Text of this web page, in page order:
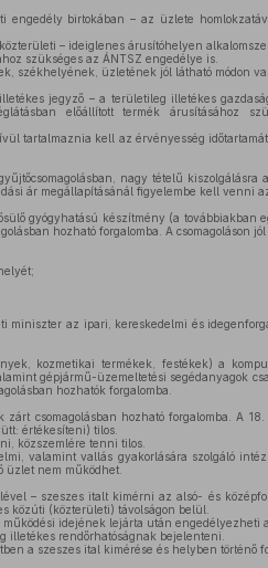
engedély birtokában – az üzlete
– ideiglenes árusítóhelyen
szükséges az ÁNTSZ engedélye is.
székhelyének, üzletének jól látható módon
jegyző – a területileg illetékes
előállított termék árusításához
tartalmaznia kell az érvényesség
nagy tételű kiszolgálásra
ár megállapításánál figyelembe kell venni
gyógyhatású készítmény (a továbbiakban
hozható forgalomba. A csomagoláson
miniszter az ipari, kereskedelmi és
kozmetikai termékek, festékek) a
gépjármű-üzemeltetési segédanyagok
hozhatók forgalomba.
csomagolásban hozható forgalomba. A
értékesíteni) tilos.
közszemlére tenni tilos.
valamint vallás gyakorlására szolgáló
üzlet nem működhet.
– szeszes italt kimérni az alsó- és
közúti (közterületi) távolságon belül.
idejének lejárta után engedélyezheti
illetékes rendőrhatóságnak bejelenteni.
a szeszes ital kimérése és helyben történő